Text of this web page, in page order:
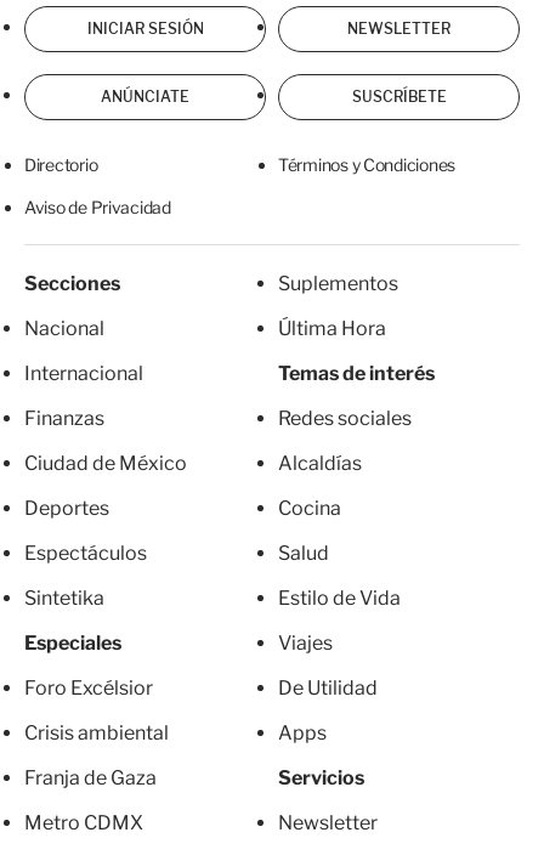
INICIAR SESIÓN NEWSLETTER
ANÚNCIATE SUSCRÍBETE
Directorio Términos y Condiciones
Aviso de Privacidad
Secciones
Nacional
Internacional
Finanzas
Ciudad de México
Deportes
Espectáculos
Sintetika
Especiales
Foro Excélsior
Crisis ambiental
Franja de Gaza
Metro CDMX
Suplementos
Última Hora
Temas de interés
Redes sociales
Alcaldías
Cocina
Salud
Estilo de Vida
Viajes
De Utilidad
Apps
Servicios
Newsletter